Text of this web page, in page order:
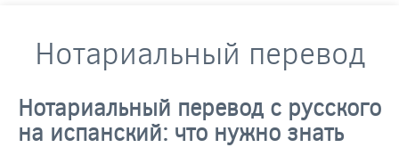
Нотариальный перевод
Нотариальный перевод с русского
на испанский: что нужно знать